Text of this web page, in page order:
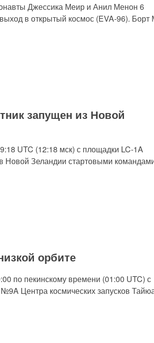
Джессика Меир и Анил Менон 6
в открытый космос (EVA-96).
запущен из Новой
UTC (12:18 мск) с площадки LC-1A
Новой Зеландии стартовыми
орбите
по пекинскому времени (01:00 UTC) с
№9A Центра космических запусков